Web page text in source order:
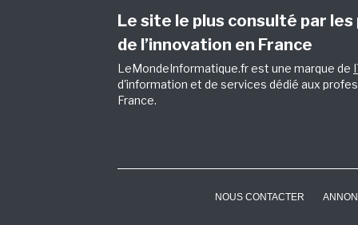
Le site le plus consulté par
de l’innovation en France
LeMondeInformatique.fr est une marque de
d'information et de services dédié aux
France.
NOUS CONTACTER